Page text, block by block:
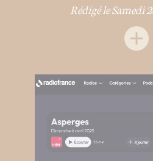
Rédigé le Samedi